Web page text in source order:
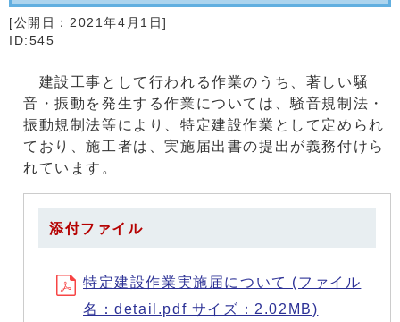
[公開日： 2021年4月1日]
ID:545
建設工事として行われる作業のうち、著しい騒
音・振動を発生する作業については、騒音規制法・
振動規制法等により、特定建設作業として定められ
ており、施工者は、実施届出書の提出が義務付けら
れています。
添付ファイル
特定建設作業実施届について (ファイル
名：detail.pdf サイズ：2.02MB)